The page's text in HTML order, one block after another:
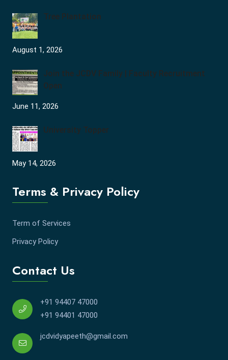
Tree Plantation
August 1, 2026
Join the JCDV Family | Faculty Recruitment
Open
June 11, 2026
University Topper
May 14, 2026
Terms & Privacy Policy
Term of Services
Privacy Policy
Contact Us
+91 94407 47000
+91 94401 47000
jcdvidyapeeth@gmail.com